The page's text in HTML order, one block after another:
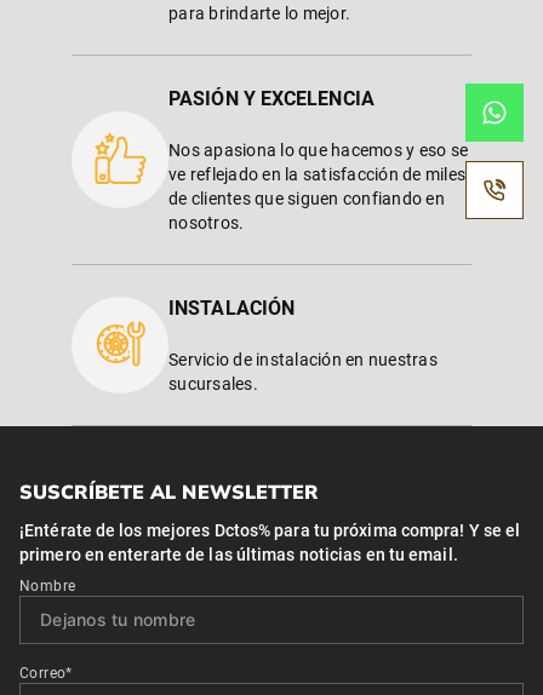
para brindarte lo mejor.
PASIÓN Y EXCELENCIA
Nos apasiona lo que hacemos y eso se
ve reflejado en la satisfacción de miles
de clientes que siguen confiando en
nosotros.
INSTALACIÓN
Servicio de instalación en nuestras
sucursales.
SUSCRÍBETE AL NEWSLETTER
¡Entérate de los mejores Dctos% para tu próxima compra! Y se el
primero en enterarte de las últimas noticias en tu email.
Nombre
Correo*